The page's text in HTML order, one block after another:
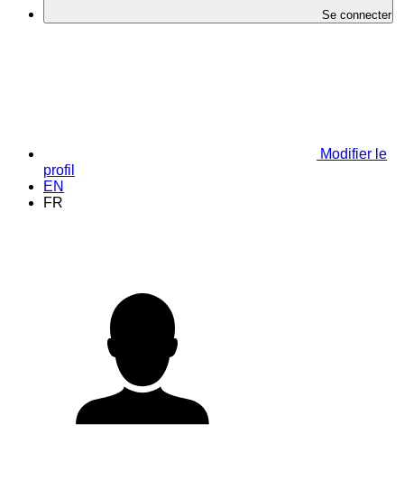
Se connecter
Modifier le
profil
EN
FR